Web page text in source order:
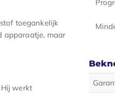
toegankelijk
apparaatje, maar
werkt